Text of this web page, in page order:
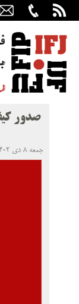
صدور
جمعه ۸ دی ۱۴۰۲